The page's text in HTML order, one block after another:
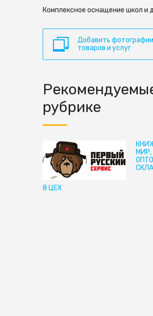
Комплексное оснащение школ и
Добавить фотографии
товаров и услуг
рубрике
8 ЦЕХ
МИР,